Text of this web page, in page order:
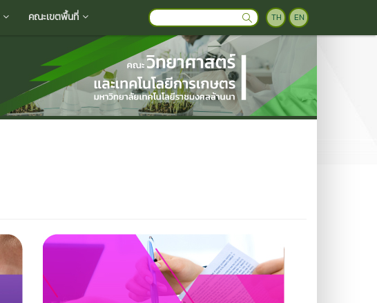
คณะเขตพื้นที่ TH EN